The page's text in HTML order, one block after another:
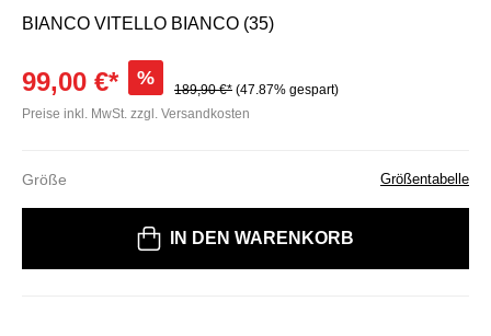
BIANCO VITELLO BIANCO (35)
99,00 €* %
189,90 €* (47.87% gespart)
Preise inkl. MwSt. zzgl. Versandkosten
Größe Größentabelle
IN DEN WARENKORB